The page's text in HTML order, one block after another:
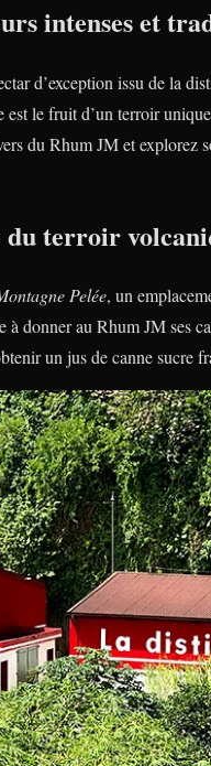
intenses et
d’exception issu de la
le fruit d’un terroir
du Rhum JM et explorez
terroir
Pelée, un
donner au Rhum JM ses
un jus de canne sucre